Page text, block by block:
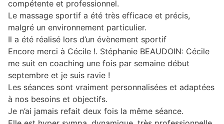
compétente et professionnel.
Le massage sportif a été très efficace et précis,
malgré un environnement particulier.
Il a été réalisé lors d’un évènement sportif
Encore merci à Cécile !. Stéphanie BEAUDOIN: Cécile
me suit en coaching une fois par semaine début
septembre et je suis ravie !
Les séances sont vraiment personnalisées et adaptées
à nos besoins et objectifs.
Je n’ai jamais refait deux fois la même séance.